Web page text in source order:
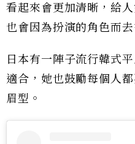
看起來會更加清晰，給
也會因為扮演的角色而
日本有一陣子流行韓式
適合，她也鼓勵每個人
眉型。